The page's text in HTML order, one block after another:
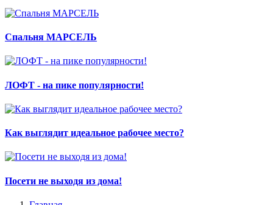
Спальня МАРСЕЛЬ
ЛОФТ - на пике популярности!
Как выглядит идеальное рабочее место?
Посети не выходя из дома!